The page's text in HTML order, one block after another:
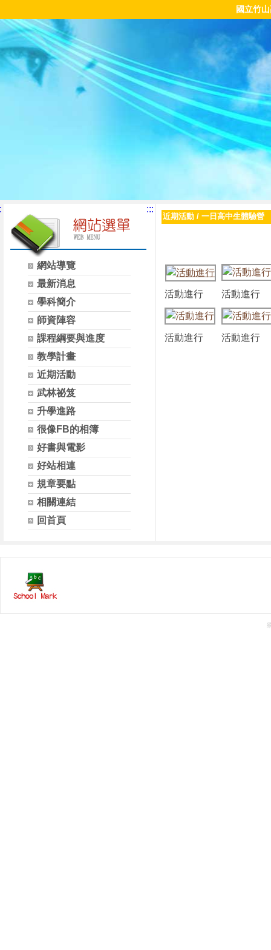
國立竹
網站導覽
最新消息
學科簡介
師資陣容
課程綱要與進度
教學計畫
近期活動
武林祕笈
升學進路
很像FB的相簿
好書與電影
好站相連
規章要點
相關連結
回首頁
:::
近期活動 / 一日高中生體驗營
活動進行 活動進行
活動進行 活動進行